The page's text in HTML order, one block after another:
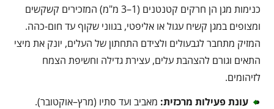
כנימות מגן הן חרקים קטנטנים (1–3 מ"מ) המזכירים קשקשים
ומצופים במגן קשיח עגול או אליפטי, בגווני שקוף עד חום-כהה.
המזיק מתחבר לגבעולים ולצידם התחתון של העלים, יונק את מיצי
התאים וגורם להצהבת עלים, עצירת גדילה וחשיפת הצמח
לזיהומים.
עונת פעילות מרכזית: מאביב ועד סתיו (מרץ–אוקטובר).